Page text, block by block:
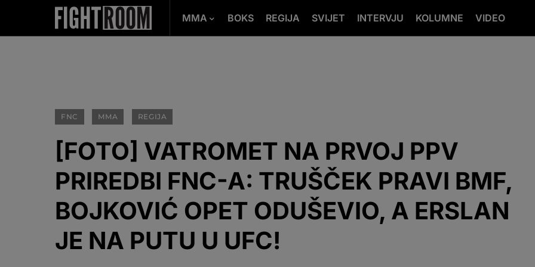
MMA BOKS REGIJA SVIJET INTERVJU KOLUMNE VIDEO
FNC MMA REGIJA
[FOTO] VATROMET NA PRVOJ PPV
PRIREDBI FNC-A: TRUŠČEK PRAVI BMF,
BOJKOVIĆ OPET ODUŠEVIO, A ERSLAN
JE NA PUTU U UFC!